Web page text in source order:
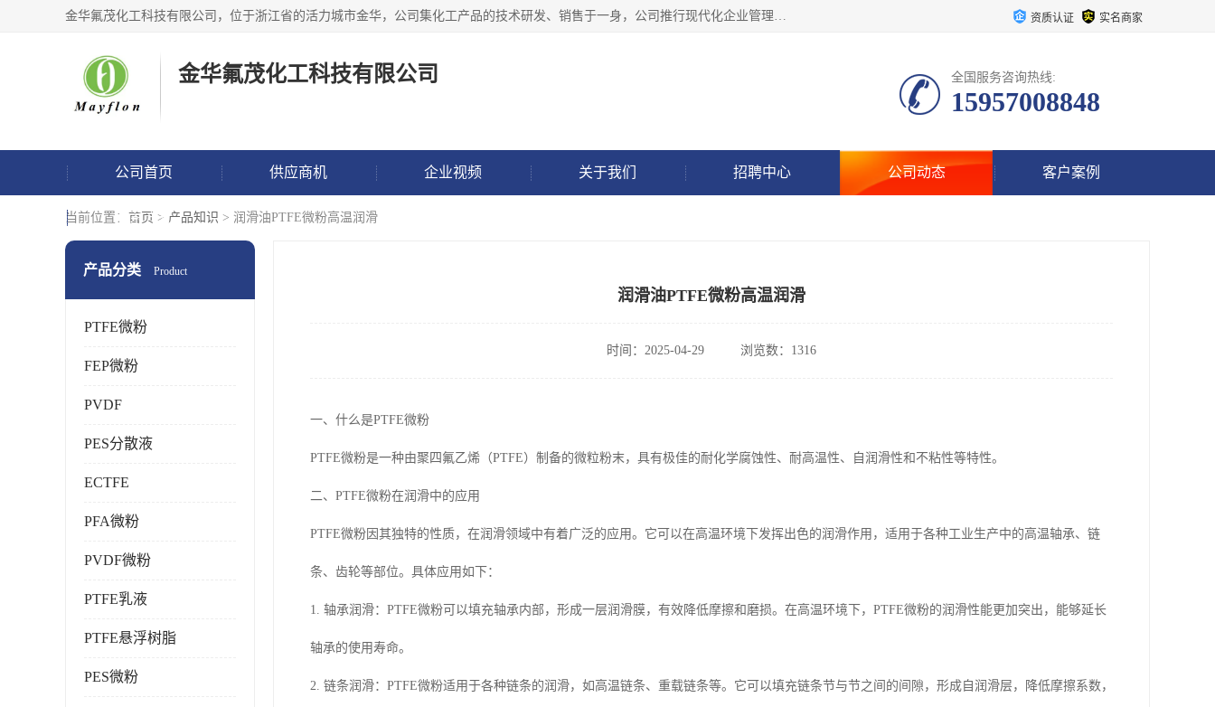
金华氟茂化工科技有限公司，位于浙江省的活力城市金华，公司集化工产品的技术研发、销售于一身，公司推行现代化企业管理理念，公司成立以来吸引了一批技术、业务、能力良好的科技人才，为多种产品的推广流通搭建良好的服务平台。我公司主要经营产品包括：PTFE微粉、FEP微粉、ECTFE、PES微粉等，这些产品由于具有、耐腐蚀、耐高温等性能而广泛应用于许多领域。 资质认证 实名商家
金华氟茂化工科技有限公司 全国服务咨询热线:
15957008848
公司首页 供应商机 企业视频 关于我们 招聘中心 公司动态 客户案例
联系方式
当前位置： 首页 > 产品知识 > 润滑油PTFE微粉高温润滑
产品分类 Product
PTFE微粉
FEP微粉
PVDF
PES分散液
ECTFE
PFA微粉
PVDF微粉
PTFE乳液
PTFE悬浮树脂
PES微粉
润滑油PTFE微粉高温润滑
时间：2025-04-29 浏览数：1316
一、什么是PTFE微粉
PTFE微粉是一种由聚四氟乙烯（PTFE）制备的微粒粉末，具有极佳的耐化学腐蚀性、耐高温性、自润滑性和不粘性等特性。
二、PTFE微粉在润滑中的应用
PTFE微粉因其独特的性质，在润滑领域中有着广泛的应用。它可以在高温环境下发挥出色的润滑作用，适用于各种工业生产中的高温轴承、链
条、齿轮等部位。具体应用如下：
1. 轴承润滑：PTFE微粉可以填充轴承内部，形成一层润滑膜，有效降低摩擦和磨损。在高温环境下，PTFE微粉的润滑性能更加突出，能够延长
轴承的使用寿命。
2. 链条润滑：PTFE微粉适用于各种链条的润滑，如高温链条、重载链条等。它可以填充链条节与节之间的间隙，形成自润滑层，降低摩擦系数，